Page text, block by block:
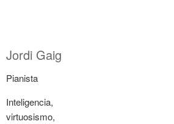
Jordi Gaig
Pianista
Inteligencia,
virtuosismo,